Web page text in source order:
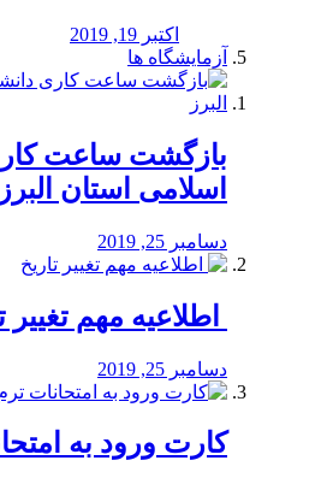
اکتبر 19, 2019
آزمایشگاه ها
بازگشت ساعت
اسلامی استان البرز
دسامبر 25, 2019
اطلاعیه مهم تغییر
دسامبر 25, 2019
کارت ورود به